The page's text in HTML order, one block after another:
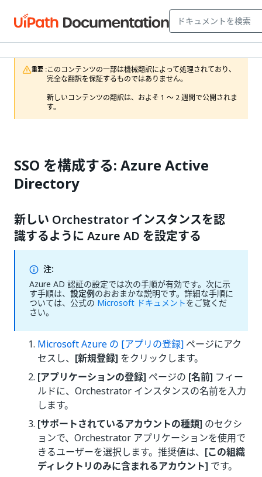
重要 :このコンテンツの一部は機械翻訳によって処理されており、
完全な翻訳を保証するものではありません。
新しいコンテンツの翻訳は、およそ 1 ～ 2 週間で公開されま
す。
SSO を構成する: Azure Active
Directory
新しい Orchestrator インスタンスを認
識するように Azure AD を設定する
注:
Azure AD 認証の設定では次の手順が有効です。次に示
す手順は、 設定例のおおまかな説明です。詳細な手順に
ついては、公式の Microsoft ドキュメントをご覧くだ
さい。
Microsoft Azure の [アプリの登録] ページにアク
セスし、 [新規登録] をクリックします。
[アプリケーションの登録] ページの [名前] フィー
ルドに、Orchestrator インスタンスの名前を入力
します。
[サポートされているアカウントの種類] のセクシ
ョンで、Orchestrator アプリケーションを使用で
きるユーザーを選択します。推奨値は、 [この組織
ディレクトリのみに含まれるアカウント] です。